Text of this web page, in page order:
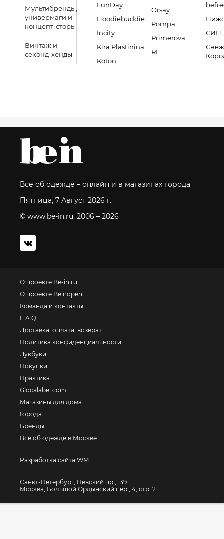
Мультибренды,
универмаги и
концепт-сторы
Винтаж и
секонд-хенды
FunDay
Hoodiebuddie
Incity
Kira Plastinina
Koton
Orsay
Pompa
Primerova
RE
СИН
Все об одежде – онлайн и в магазинах города
Пятница, 7 Август 2026 г.
© www.be-in.ru. 2006 – 2026
О проекте Be-in.ru
О проекте Beinopen
Команда и контакты
F.A.Q.
Доставка, оплата, возврат
Политика конфиденциальности
Лукбуки
Покупки
Практика
Glocalabel.com
Магазины для дома
Города
Бренды
Все об одежде в Москве
Разработка сайта WM
Санкт-Петербург, Невский пр., 139
Москва, Большой Ордынский пер., 4, стр. 2